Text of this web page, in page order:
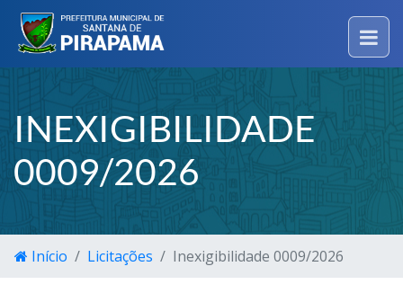
INEXIGIBILIDADE
0009/2026
Início Licitações Inexigibilidade 0009/2026